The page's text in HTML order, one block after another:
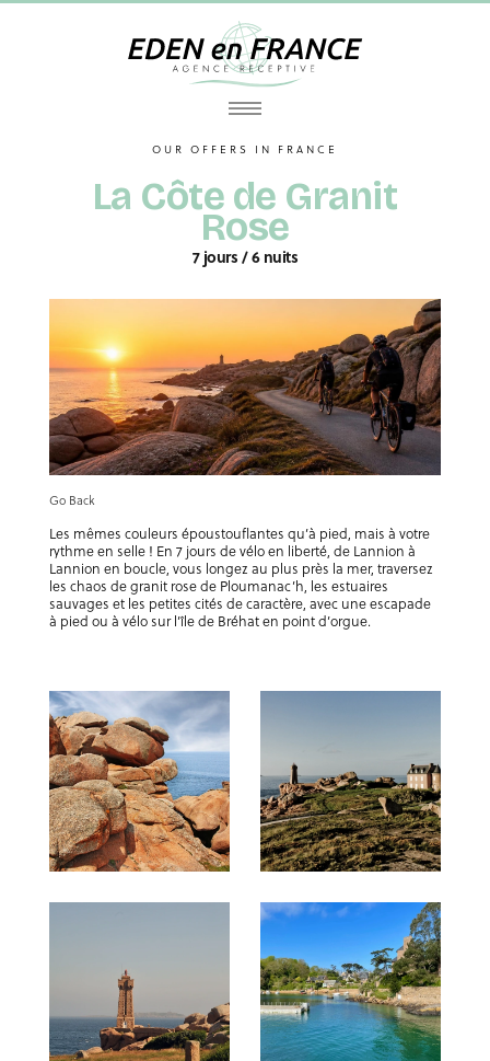
OUR OFFERS IN FRANCE
La Côte de Granit
Rose
7 jours / 6 nuits
Go Back
Les mêmes couleurs époustouflantes qu’à pied, mais à votre
rythme en selle ! En 7 jours de vélo en liberté, de Lannion à
Lannion en boucle, vous longez au plus près la mer, traversez
les chaos de granit rose de Ploumanac’h, les estuaires
sauvages et les petites cités de caractère, avec une escapade
à pied ou à vélo sur l’île de Bréhat en point d’orgue.